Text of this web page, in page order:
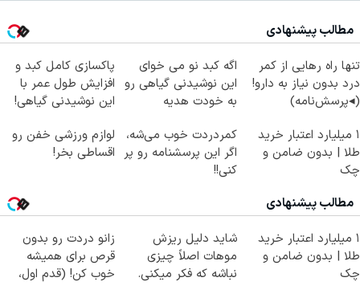
مطالب پیشنهادی
تنها راه رهایی از کمر
درد بدون نیاز به دارو!
(◂پرسش‌نامه)
اگه کبد نو می خوای
این نوشیدنی گیاهی رو
به خودت هدیه
پاکسازی کامل کبد و
افزایش طول عمر با
این نوشیدنی گیاهی!
۱ میلیارد اعتبار خرید
طلا | بدون ضامن و
چک
کمردردت خوب می‌شه،
اگر این پرسشنامه رو پر
کنی!!
لوازم ورزشی خفن رو
اقساطی بخر!
مطالب پیشنهادی
۱ میلیارد اعتبار خرید
طلا | بدون ضامن و
چک
شاید دلیل ریزش
موهات اصلاً چیزی
نباشه که فکر میکنی.
زانو دردت رو بدون
قرص برای همیشه
خوب کن! (قدم اول،